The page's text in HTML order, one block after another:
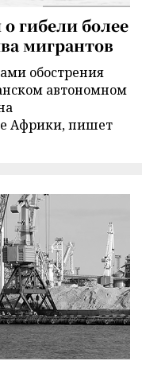
гибели более
мигрантов
обострения
автономном
Африки, пишет